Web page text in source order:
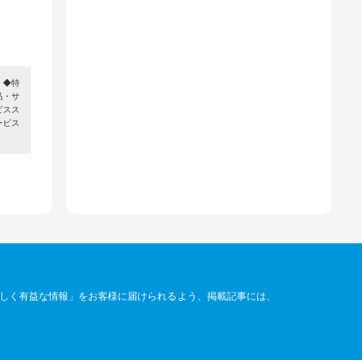
◆特
・サ
スス
ビス
有益な情報」をお客様に届けられるよう、掲載記事には、